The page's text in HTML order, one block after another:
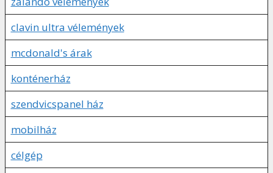
clavin ultra vélemények
mcdonald's árak
konténerház
szendvicspanel ház
mobilház
célgép